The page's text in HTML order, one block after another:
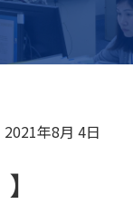
年8月 4日